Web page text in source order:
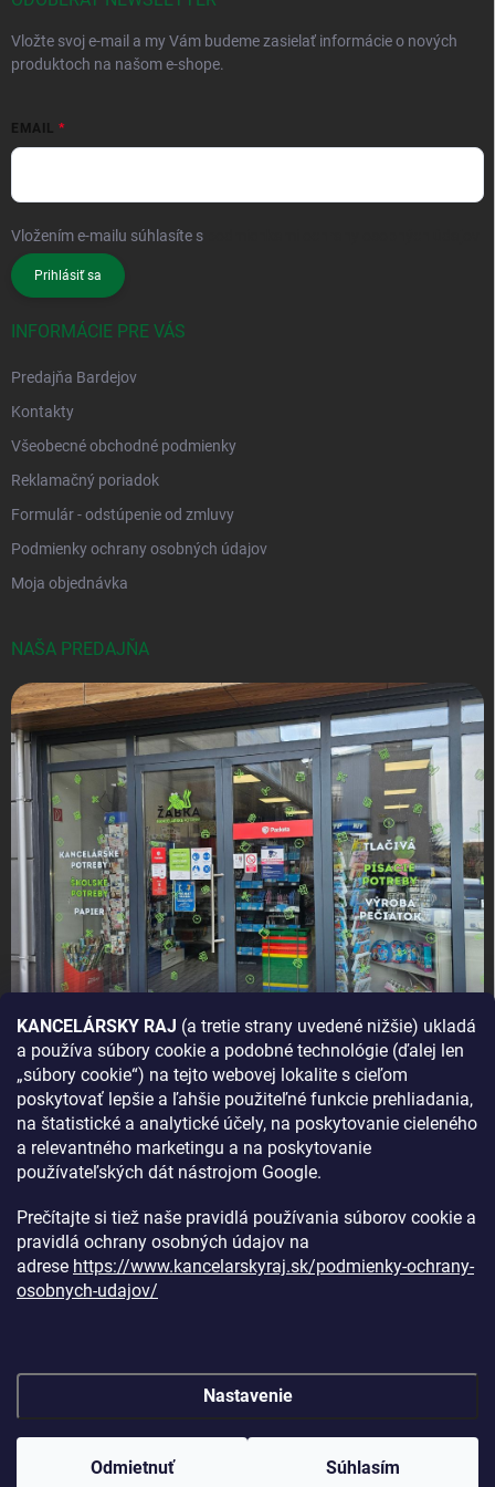
KANCELÁRSKY RAJ (a tretie strany uvedené nižšie) ukladá
a používa súbory cookie a podobné technológie (ďalej len
„súbory cookie“) na tejto webovej lokalite s cieľom
poskytovať lepšie a ľahšie použiteľné funkcie prehliadania,
na štatistické a analytické účely, na poskytovanie cieleného
a relevantného marketingu a na poskytovanie
používateľských dát nástrojom Google.
Prečítajte si tiež naše pravidlá používania súborov cookie a
pravidlá ochrany osobných údajov na
adrese https://www.kancelarskyraj.sk/podmienky-ochrany-
osobnych-udajov/
Nastavenie
Odmietnuť Súhlasím
Vložte svoj e-mail a my Vám budeme zasielať informácie o nových
produktoch na našom e-shope.
EMAIL
Vložením e-mailu súhlasíte s
Prihlásiť sa
INFORMÁCIE PRE VÁS
Predajňa Bardejov
Kontakty
Všeobecné obchodné podmienky
Reklamačný poriadok
Formulár - odstúpenie od zmluvy
Podmienky ochrany osobných údajov
Moja objednávka
NAŠA PREDAJŇA
AKO SA K NÁM DOSTANETE?
Copyright 2026Kancelársky raj. Všetky práva vyhradené.Upraviť